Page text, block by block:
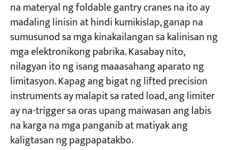
na materyal ng foldable gantry cranes na ito ay
madaling linisin at hindi kumikislap, ganap na
sumusunod sa mga kinakailangan sa kalinisan ng
mga elektronikong pabrika. Kasabay nito,
nilagyan ito ng isang maaasahang aparato ng
limitasyon. Kapag ang bigat ng lifted precision
instruments ay malapit sa rated load, ang limiter
ay na-trigger sa oras upang maiwasan ang labis
na karga na mga panganib at matiyak ang
kaligtasan ng pagpapatakbo.